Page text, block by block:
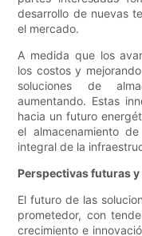
desarrollo de nuevas
el mercado.
A medida que los
los costos y
soluciones de
aumentando. Estas
hacia un futuro
el almacenamiento
integral de la
Perspectivas futuras
El futuro de las
prometedor, con
crecimiento e